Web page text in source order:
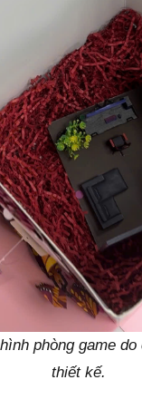
phòng game
thiết kế.